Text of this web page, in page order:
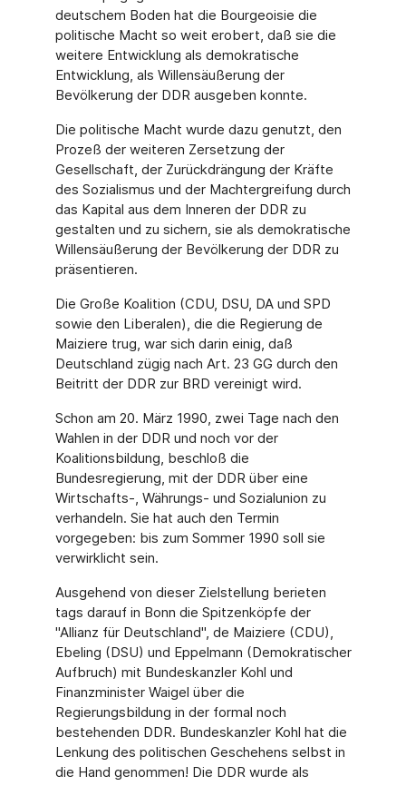
deutschem Boden hat die Bourgeoisie die
politische Macht so weit erobert, daß sie die
weitere Entwicklung als demokratische
Entwicklung, als Willensäußerung der
Bevölkerung der DDR ausgeben konnte.
Die politische Macht wurde dazu genutzt, den
Prozeß der weiteren Zersetzung der
Gesellschaft, der Zurückdrängung der Kräfte
des Sozialismus und der Machtergreifung durch
das Kapital aus dem Inneren der DDR zu
gestalten und zu sichern, sie als demokratische
Willensäußerung der Bevölkerung der DDR zu
präsentieren.
Die Große Koalition (CDU, DSU, DA und SPD
sowie den Liberalen), die die Regierung de
Maiziere trug, war sich darin einig, daß
Deutschland zügig nach Art. 23 GG durch den
Beitritt der DDR zur BRD vereinigt wird.
Schon am 20. März 1990, zwei Tage nach den
Wahlen in der DDR und noch vor der
Koalitionsbildung, beschloß die
Bundesregierung, mit der DDR über eine
Wirtschafts-, Währungs- und Sozialunion zu
verhandeln. Sie hat auch den Termin
vorgegeben: bis zum Sommer 1990 soll sie
verwirklicht sein.
Ausgehend von dieser Zielstellung berieten
tags darauf in Bonn die Spitzenköpfe der
"Allianz für Deutschland", de Maiziere (CDU),
Ebeling (DSU) und Eppelmann (Demokratischer
Aufbruch) mit Bundeskanzler Kohl und
Finanzminister Waigel über die
Regierungsbildung in der formal noch
bestehenden DDR. Bundeskanzler Kohl hat die
Lenkung des politischen Geschehens selbst in
die Hand genommen! Die DDR wurde als